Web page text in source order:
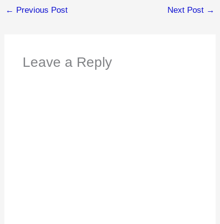
← Previous Post Next Post →
Leave a Reply